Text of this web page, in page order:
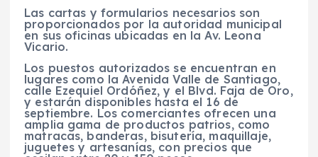
Las cartas y formularios necesarios son
proporcionados por la autoridad municipal
en sus oficinas ubicadas en la Av. Leona
Vicario.
Los puestos autorizados se encuentran en
lugares como la Avenida Valle de Santiago,
calle Ezequiel Ordóñez, y el Blvd. Faja de Oro,
y estarán disponibles hasta el 16 de
septiembre. Los comerciantes ofrecen una
amplia gama de productos patrios, como
matracas, banderas, bisutería, maquillaje,
juguetes y artesanías, con precios que